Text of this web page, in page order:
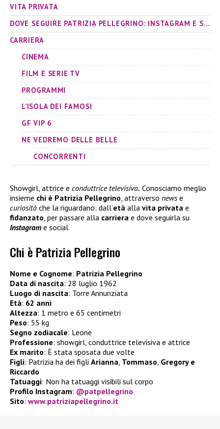
VITA PRIVATA
DOVE SEGUIRE PATRIZIA PELLEGRINO: INSTAGRAM E SOCIAL
CARRIERA
CINEMA
FILM E SERIE TV
PROGRAMMI
L’ISOLA DEI FAMOSI
GF VIP 6
NE VEDREMO DELLE BELLE
CONCORRENTI
Showgirl, attrice e conduttrice televisiva. Conosciamo meglio
insieme chi è Patrizia Pellegrino , attraverso newse
curiosità che la riguardano: dall’età alla vita privata e
fidanzato , per passare alla carriera e dove seguirla su
Instagram e social.
Chi è Patrizia Pellegrino
Nome e Cognome: Patrizia Pellegrino
Data di nascita: 28 luglio 1962
Luogo di nascita: Torre Annunziata
Età: 62 anni
Altezza: 1 metro e 65 centimetri
Peso: 55 kg
Segno zodiacale: Leone
Professione: showgirl, conduttrice televisiva e attrice
Ex marito: È stata sposata due volte
Figli: Patrizia ha dei figli Arianna, Tommaso, Gregory e
Riccardo
Tatuaggi: Non ha tatuaggi visibili sul corpo
Profilo Instagram: @patpellegrino
Sito: www.patriziapellegrino.it